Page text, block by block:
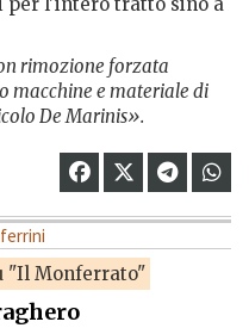
per l'intero tratto sino a
rimozione forzata
macchine e materiale di
De Marinis».
"Il Monferrato"